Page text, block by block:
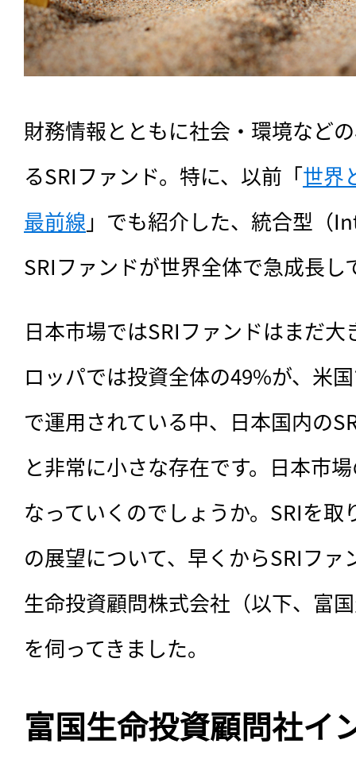
財務情報とともに社会・環境など
るSRIファンド。特に、以前「世界
最前線 」でも紹介した、統合型（
SRIファンドが世界全体で急成長し
日本市場ではSRIファンドはまだ
ロッパでは投資全体の49%が、米
で運用されている中、日本国内の
と非常に小さな存在です。日本市
なっていくのでしょうか。SRIを
の展望について、早くからSRIファ
生命投資顧問株式会社（以下、富
を伺ってきました。
富国生命投資顧問社イ